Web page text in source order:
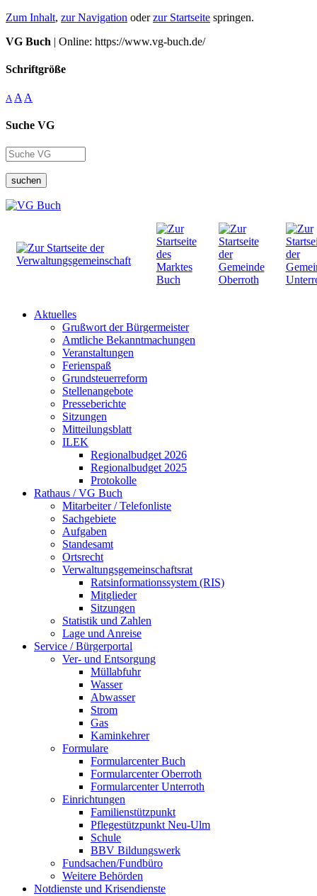
Zum Inhalt, zur Navigation oderzur Startseite springen.
VG Buch | Online: https://www.vg-buch.de/
Schriftgröße
A A A
Suche VG
suchen
Aktuelles
Grußwort der Bürgermeister
Amtliche Bekanntmachungen
Veranstaltungen
Ferienspaß
Grundsteuerreform
Stellenangebote
Presseberichte
Sitzungen
Mitteilungsblatt
ILEK
Regionalbudget 2026
Regionalbudget 2025
Protokolle
Rathaus / VG Buch
Mitarbeiter / Telefonliste
Sachgebiete
Aufgaben
Standesamt
Ortsrecht
Verwaltungsgemeinschaftsrat
Ratsinformationssystem (RIS)
Mitglieder
Sitzungen
Statistik und Zahlen
Lage und Anreise
Service / Bürgerportal
Ver- und Entsorgung
Müllabfuhr
Wasser
Abwasser
Strom
Gas
Kaminkehrer
Formulare
Formularcenter Buch
Formularcenter Oberroth
Formularcenter Unterroth
Einrichtungen
Familienstützpunkt
Pflegestützpunkt Neu-Ulm
Schule
BBV Bildungswerk
Fundsachen/Fundbüro
Weitere Behörden
Notdienste und Krisendienste